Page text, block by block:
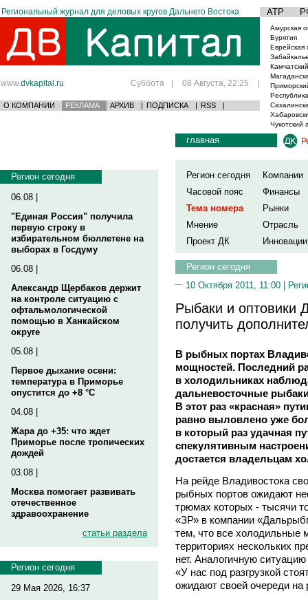
Региональный журнал для деловых кругов Дальнего Востока АТР
www.dvkapital.ru Суббота | 08 Августа, 22:25 |
О КОМПАНИИ РЕКЛАМА АРХИВ | ПОДПИСКА | RSS |
Амурская
Бурятия
Еврейская
Чукотский
Регион сегодня
06.08 |
"Единая Россия" получила
первую строку в
избирательном бюллетене на
выборах в Госдуму
06.08 |
Александр Щербаков держит
на контроле ситуацию с
офтальмологической
помощью в Ханкайском
округе
05.08 |
Первое дыхание осени:
температура в Приморье
опустится до +8 °C
04.08 |
Жара до +35: что ждет
Приморье после тропических
дождей
03.08 |
Москва помогает развивать
отечественное
здравоохранение
статьи раздела
Регион сегодня
29 Мая 2026, 16:37
главная
Регион сегодня
Компании
Часовой пояс
Финансы
Тема номера
Рынки
Мнение
Отрасль
Проект ДК
Инновации
Регион сегодня
10 Октября 2011, 11:00 |
Рыбаки и оптовики
получить
В рыбных портах
мощностей. Последний
в холодильниках
дальневосточные
В этот раз «красная»
равно выловлено уже
в который раз удачная
спекулятивным
достается владельцам
На рейде Владивостока
рыбных портов ожидают
трюмах которых - тысячи
«ЗР» в компании
тем, что все холодильные
территориях нескольких
нет. Аналогичную
«У нас под разгрузкой
ожидают своей очереди на